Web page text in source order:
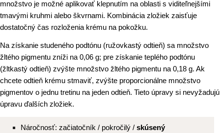
množstvo je možné aplikovať klepnutím na oblasti s viditeľnejšími
tmavými kruhmi alebo škvrnami. Kombinácia zložiek zaisťuje
dostatočný čas rozloženia krému na pokožku.
Na získanie studeného podtónu (ružovkastý odtieň) sa množstvo
žltého pigmentu zníži na 0,06 g; pre získanie teplého podtónu
(žltkastý odtieň) zvýšte množstvo žltého pigmentu na 0,18 g. Ak
chcete odtieň krému stmaviť, zvýšte proporcionálne množstvo
pigmentov o jednu tretinu na jeden odtieň. Tieto úpravy si nevyžadujú
úpravu ďalších zložiek.
Náročnosť: začiatočník / pokročilý / skúsený